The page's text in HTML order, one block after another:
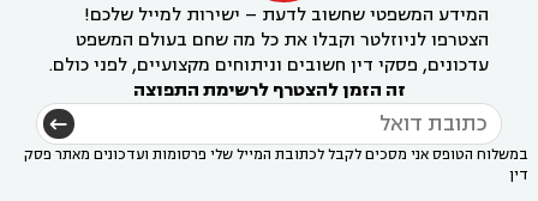
המידע המשפטי שחשוב לדעת – ישירות למייל שלכם!
הצטרפו לניוזלטר וקבלו את כל מה שחם בעולם המשפט
עדכונים, פסקי דין חשובים וניתוחים מקצועיים, לפני כולם.
זה הזמן להצטרף לרשימת התפוצה
במשלוח הטופס אני מסכים לקבל לכתובת המייל שלי פרסומות ועדכונים מאתר פסק
דין